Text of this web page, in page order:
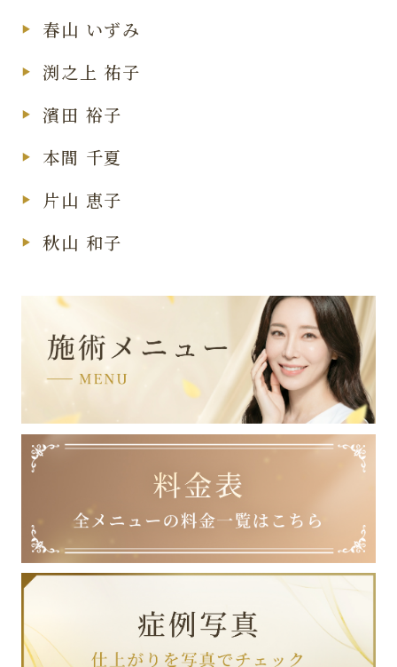
春山 いずみ
渕之上 祐子
濱田 裕子
本間 千夏
片山 恵子
秋山 和子